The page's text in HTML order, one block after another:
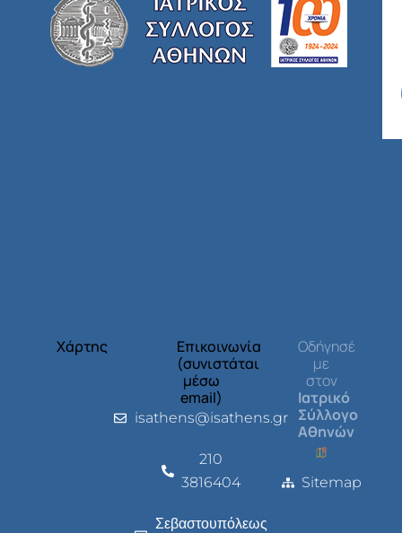
Χάρτης
Επικοινωνία
(συνιστάται
μέσω
email)
isathens@isathens.gr
210
3816404
Σεβαστουπόλεως
Οδήγησέ
με
στον
Ιατρικό
Σύλλογο
Αθηνών
Sitemap